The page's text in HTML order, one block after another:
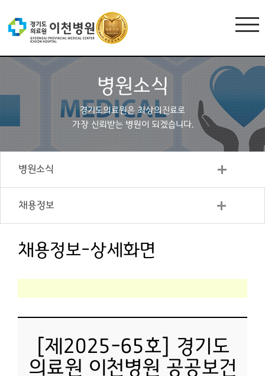
병원소식
경기도의료원은 최상의진료로
가장 신뢰받는 병원이 되겠습니다.
병원소식
채용정보
채용정보-상세화면
[제2025-65호] 경기도
의료원 이천병원 공공보건